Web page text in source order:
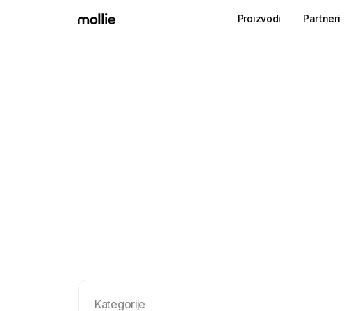
Kategorije
Proizvodi Partneri